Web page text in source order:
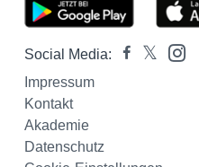
Social Media:
Impressum
Kontakt
Akademie
Datenschutz